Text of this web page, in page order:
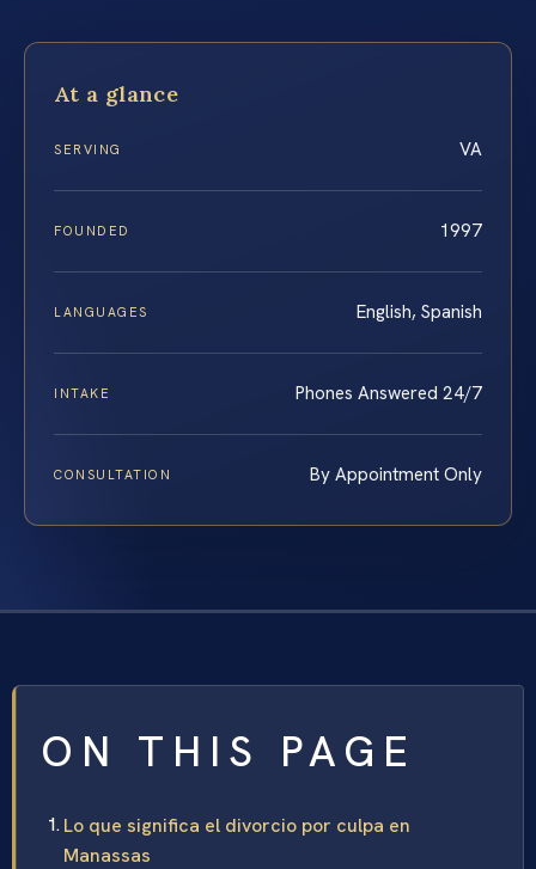
At a glance
SERVING VA
FOUNDED 1997
LANGUAGES English, Spanish
INTAKE Phones Answered 24/7
CONSULTATION By Appointment Only
ON THIS PAGE
Lo que significa el divorcio por culpa en
Manassas